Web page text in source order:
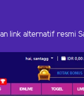
link alternatif resmi